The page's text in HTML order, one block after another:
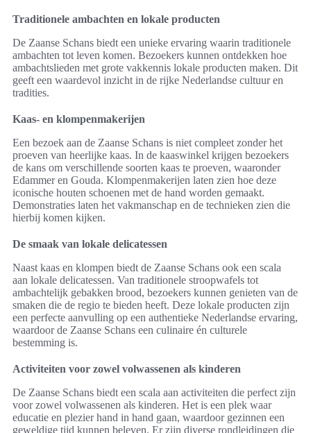
Traditionele ambachten en lokale producten
De Zaanse Schans biedt een unieke ervaring waarin traditionele
ambachten tot leven komen. Bezoekers kunnen ontdekken hoe
ambachtslieden met grote vakkennis lokale producten maken. Dit
geeft een waardevol inzicht in de rijke Nederlandse cultuur en
tradities.
Kaas- en klompenmakerijen
Een bezoek aan de Zaanse Schans is niet compleet zonder het
proeven van heerlijke kaas. In de kaaswinkel krijgen bezoekers
de kans om verschillende soorten kaas te proeven, waaronder
Edammer en Gouda. Klompenmakerijen laten zien hoe deze
iconische houten schoenen met de hand worden gemaakt.
Demonstraties laten het vakmanschap en de technieken zien die
hierbij komen kijken.
De smaak van lokale delicatessen
Naast kaas en klompen biedt de Zaanse Schans ook een scala
aan lokale delicatessen. Van traditionele stroopwafels tot
ambachtelijk gebakken brood, bezoekers kunnen genieten van de
smaken die de regio te bieden heeft. Deze lokale producten zijn
een perfecte aanvulling op een authentieke Nederlandse ervaring,
waardoor de Zaanse Schans een culinaire én culturele
bestemming is.
Activiteiten voor zowel volwassenen als kinderen
De Zaanse Schans biedt een scala aan activiteiten die perfect zijn
voor zowel volwassenen als kinderen. Het is een plek waar
educatie en plezier hand in hand gaan, waardoor gezinnen een
geweldige tijd kunnen beleven. Er zijn diverse rondleidingen die